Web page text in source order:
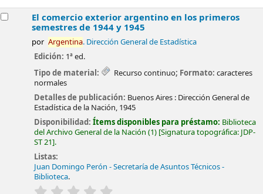
El comercio exterior argentino en los primeros
semestres de 1944 y 1945
por Argentina. Dirección General de Estadística
Edición: 1ª ed.
Tipo de material:
Recurso continuo; Formato: caracteres
normales
Detalles de publicación: Buenos Aires : Dirección General de
Estadística de la Nación, 1945
Disponibilidad:Ítems disponibles para préstamo: Biblioteca
del Archivo General de la Nación (1) Signatura topográfica: JDP-
ST 21 .
Listas:
Juan Domingo Perón - Secretaría de Asuntos Técnicos -
Biblioteca.
valoración